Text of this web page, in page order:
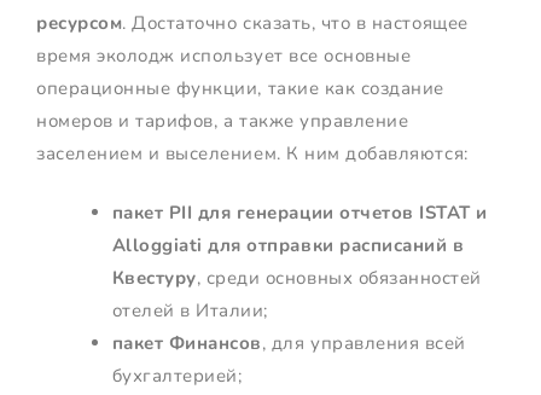
ресурсом. Достаточно сказать, что в настоящее
время эколодж использует все основные
операционные функции, такие как создание
номеров и тарифов, а также управление
заселением и выселением. К ним добавляются:
пакет PII для генерации отчетов ISTAT и
Alloggiati для отправки расписаний в
Квестуру, среди основных обязанностей
отелей в Италии;
пакет Финансов, для управления всей
бухгалтерией;